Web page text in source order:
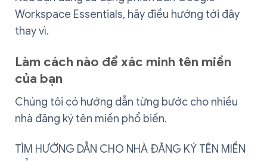
Workspace Essentials, hãy điều hướng tới đây
thay vì.
Làm cách nào để xác minh tên miền
của bạn
Chúng tôi có hướng dẫn từng bước cho nhiều
nhà đăng ký tên miền phổ biến.
TÌM HƯỚNG DẪN CHO NHÀ ĐĂNG KÝ TÊN MIỀN